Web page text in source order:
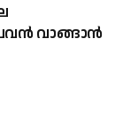
വാങ്ങാന്‍